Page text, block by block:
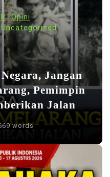
Opini
Uncategorized
Jangan
Pemimpin
Jalan
words